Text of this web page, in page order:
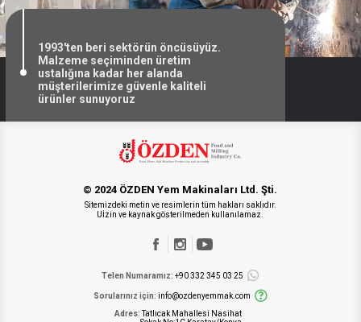
1993'ten beri sektörün öncüsüyüz.
Malzeme seçiminden üretim
ustalığına kadar her alanda
müşterilerimize güvenle kaliteli
ürünler sunuyoruz
© 2024 ÖZDEN Yem Makinaları Ltd. Şti.
Sitemizdeki metin ve resimlerin tüm hakları saklıdır.
Uİzin ve kaynak gösterilmeden kullanılamaz.
Telen Numaramız:+90 332 345 03 25
Sorularınız için: info@ozdenyemmak.com
Adres:Tatlıcak Mahallesi Nasihat